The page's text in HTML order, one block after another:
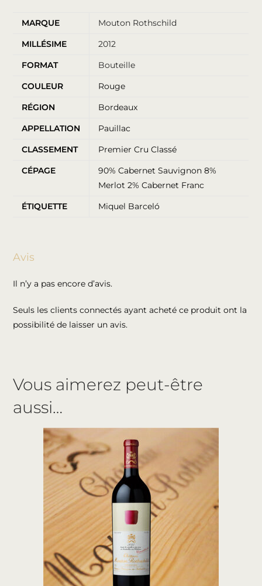
MARQUE
Mouton Rothschild
MILLÉSIME
2012
FORMAT
Bouteille
COULEUR
Rouge
RÉGION
Bordeaux
APPELLATION
Pauillac
CLASSEMENT
Premier Cru Classé
CÉPAGE
90% Cabernet Sauvignon 8%
Merlot 2% Cabernet Franc
ÉTIQUETTE
Miquel Barceló
Avis
Il n’y a pas encore d’avis.
Seuls les clients connectés ayant acheté ce produit ont la
possibilité de laisser un avis.
Vous aimerez peut-être
aussi…